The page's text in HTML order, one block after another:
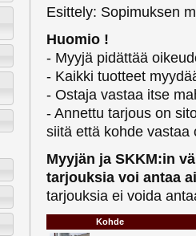
Esittely: Sopimuksen
Huomio !
- Myyjä pidättää
- Kaikki tuotteet
- Ostaja vastaa itse
- Annettu tarjous on
siitä että kohde vastaa
Myyjän ja SKKM:in
tarjouksia voi antaa
tarjouksia ei voida
Kohde